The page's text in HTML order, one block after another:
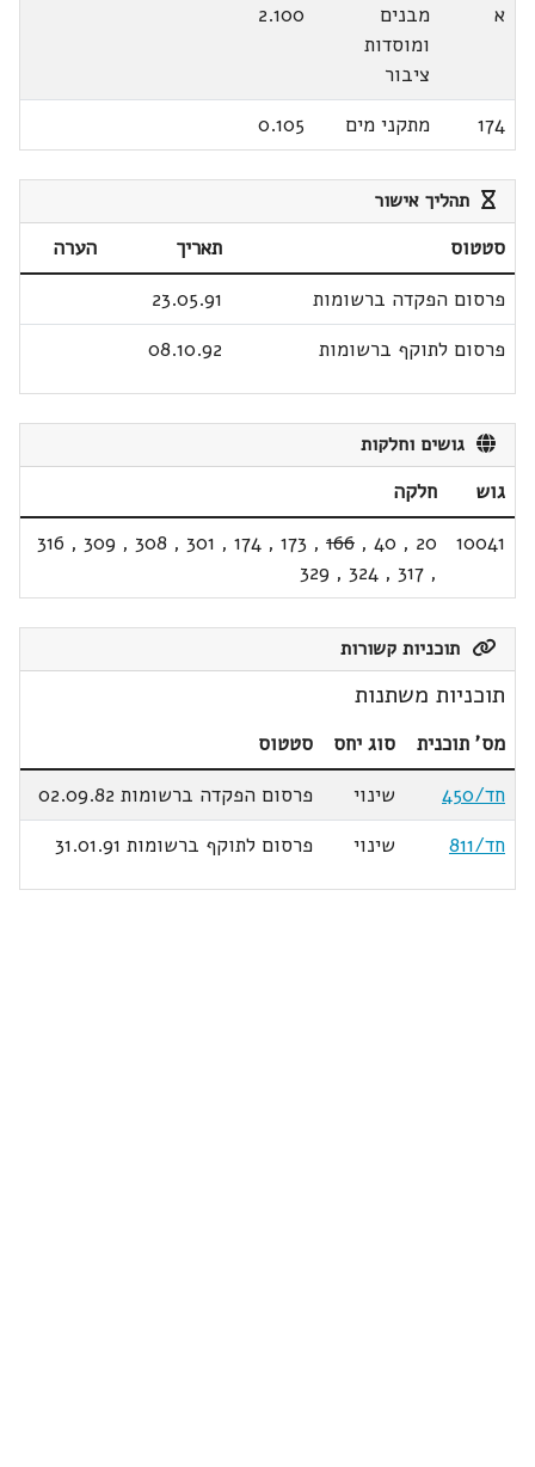
א
מבנים
ומוסדות
ציבור
2.100
174 מתקני מים 0.105
תהליך אישור
סטטוס תאריך
הערה
פרסום הפקדה ברשומות
23.05.91
פרסום לתוקף ברשומות
08.10.92
גושים וחלקות
גוש
חלקה
10041
20
,
40
,
166
,
173
,
174
,
301
,
308
,
309
,
316
,
317
,
324
,
329
תוכניות קשורות
תוכניות משתנות
מס' תוכנית סוג יחס
סטטוס
חד/450
שינוי
פרסום הפקדה ברשומות 02.09.82
חד/811
שינוי פרסום לתוקף ברשומות 31.01.91